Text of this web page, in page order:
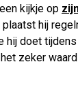
kijkje op
plaatst hij
hij doet
zeker